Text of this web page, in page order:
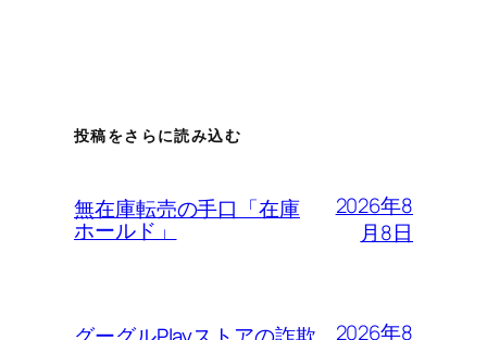
投稿をさらに読み込む
無在庫転売の手口「在庫
ホールド」
2026年8
月8日
2026年8